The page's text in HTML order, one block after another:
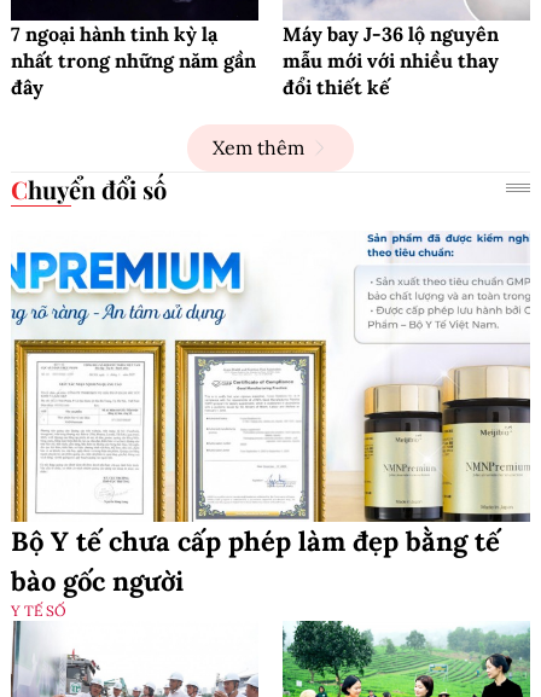
7 ngoại hành tinh kỳ lạ
nhất trong những năm gần
đây
Máy bay J-36 lộ nguyên
mẫu mới với nhiều thay
đổi thiết kế
Xem thêm
Chuyển đổi số
Bộ Y tế chưa cấp phép làm đẹp bằng tế
bào gốc người
Y TẾ SỐ